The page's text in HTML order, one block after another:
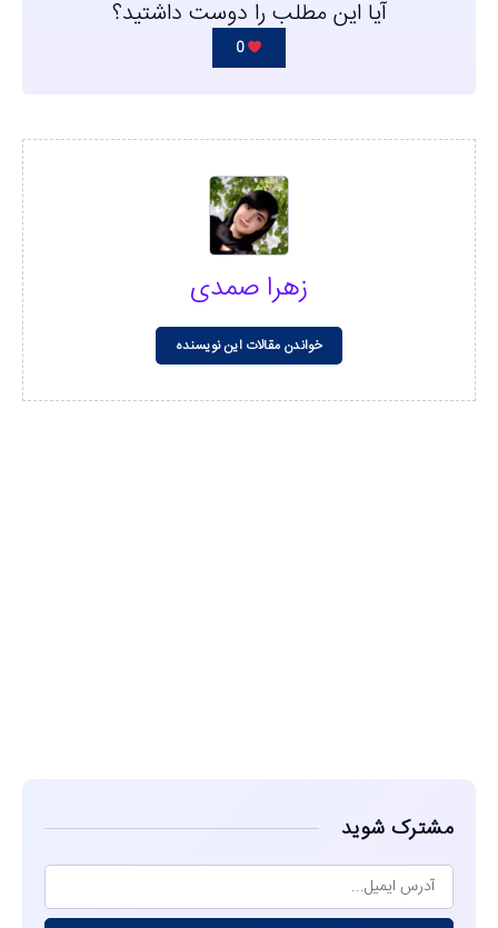
آیا این مطلب را دوست داشتید؟
0
زهرا صمدی
خواندن مقالات این نویسنده
مشترک شوید